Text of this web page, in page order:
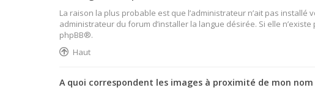
La raison la plus probable est que l’administrateur n’ait pas
administrateur du forum d’installer la langue désirée. Si elle
phpBB®.
Haut
A quoi correspondent les images à proximité de mon nom